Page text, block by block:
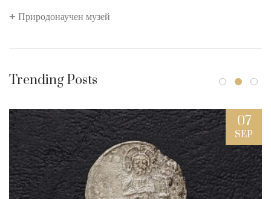
Природонаучен музей
Trending Posts
07
SEP